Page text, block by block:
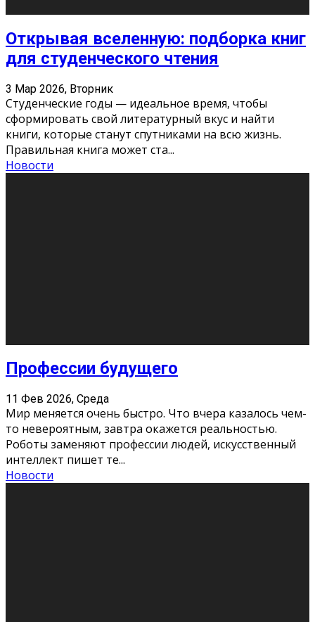
Открывая вселенную: подборка книг
для студенческого чтения
3 Мар 2026, Вторник
Студенческие годы — идеальное время, чтобы
сформировать свой литературный вкус и найти
книги, которые станут спутниками на всю жизнь.
Правильная книга может ста...
Новости
Как бороться со стрессом
11 Фев 2026, Среда
Стресс – нормальная реакция организма, когда
факторов, воздействующих на твой организм
больше, чем ресурсов. Есть советы, как бороться со
стрессовым состояни
Новости